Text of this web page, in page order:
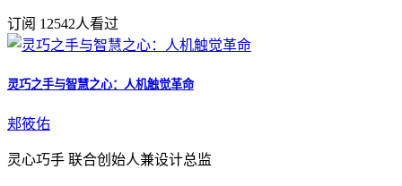
订阅 12542人看过
灵巧之手与智慧之心：人机触觉革命
郏筱佑
灵心巧手 联合创始人兼设计总监